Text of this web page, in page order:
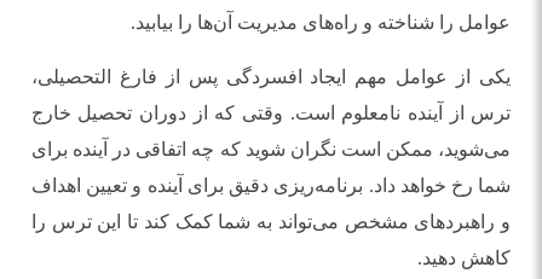
عوامل را شناخته و راه‌های مدیریت آن‌ها را بیابید.
یکی از عوامل مهم ایجاد افسردگی پس از فارغ التحصیلی،
ترس از آینده نامعلوم است. وقتی که از دوران تحصیل خارج
می‌شوید، ممکن است نگران شوید که چه اتفاقی در آینده برای
شما رخ خواهد داد. برنامه‌ریزی دقیق برای آینده و تعیین اهداف
و راهبردهای مشخص می‌تواند به شما کمک کند تا این ترس را
کاهش دهید.